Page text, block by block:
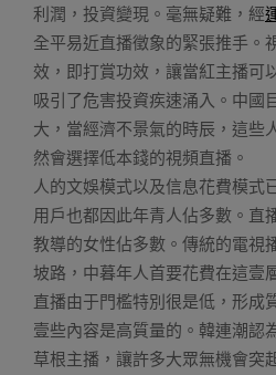
利潤，投資變現。毫無疑難，經
全平易近直播徵象的緊張推手。
效，即打賞功效，讓當紅主播可
吸引了危害投資疾速涌入。中國
大，當經濟不景氣的時辰，這些
然會選擇低本錢的視頻直播。
人的文娛模式以及信息花費模式
用戶也都因此年青人佔多數。直
教導的女性佔多數。傳統的電視
坡路，中暮年人首要花費在這
直播由于門檻特別很是低，形成
壹些內容是高質量的。韓連潮認
草根主播，讓許多大眾無機會突